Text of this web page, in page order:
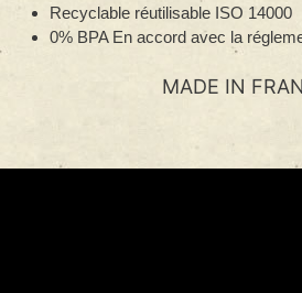
Recyclable réutilisable ISO 14000
0% BPA En accord avec la
MADE IN